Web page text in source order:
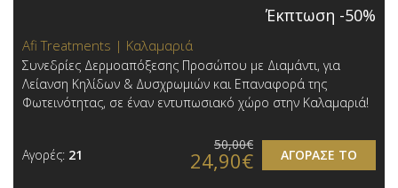
Έκπτωση -50%
Afi Treatments | Καλαμαριά
Συνεδρίες Δερμοαπόξεσης Προσώπου με Διαμάντι, για
Λείανση Κηλίδων & Δυσχρωμιών και Επαναφορά της
Φωτεινότητας, σε έναν εντυπωσιακό χώρο στην Καλαμαριά!
Αγορές: 21 ΑΓΟΡΑΣΕ ΤΟ
50,00€
24,90€